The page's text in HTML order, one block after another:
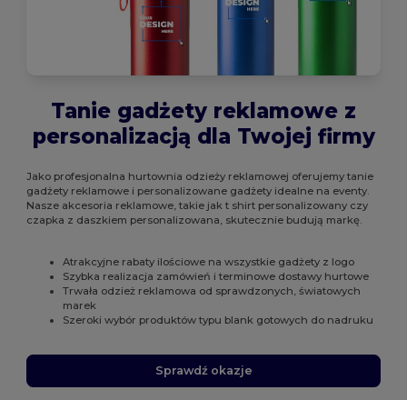
Tanie gadżety reklamowe z
personalizacją dla Twojej firmy
Jako profesjonalna hurtownia odzieży reklamowej oferujemy tanie
gadżety reklamowe i personalizowane gadżety idealne na eventy.
Nasze akcesoria reklamowe, takie jak t shirt personalizowany czy
czapka z daszkiem personalizowana, skutecznie budują markę.
Atrakcyjne rabaty ilościowe na wszystkie gadżety z logo
Szybka realizacja zamówień i terminowe dostawy hurtowe
Trwała odzież reklamowa od sprawdzonych, światowych
marek
Szeroki wybór produktów typu blank gotowych do nadruku
Sprawdź okazje